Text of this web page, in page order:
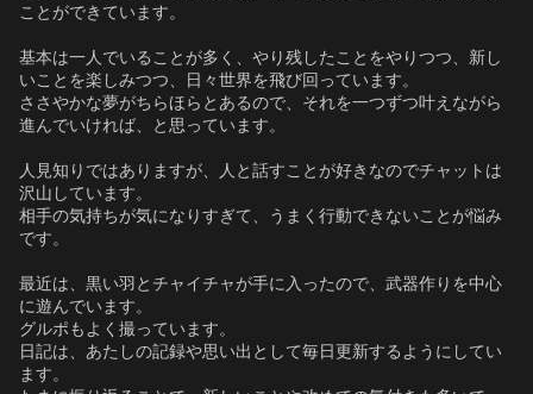
ことができています。
基本は一人でいることが多く、やり残したことをやりつつ、新し
いことを楽しみつつ、日々世界を飛び回っています。
ささやかな夢がちらほらとあるので、それを一つずつ叶えながら
進んでいければ、と思っています。
人見知りではありますが、人と話すことが好きなのでチャットは
沢山しています。
相手の気持ちが気になりすぎて、うまく行動できないことが悩み
です。
最近は、黒い羽とチャイチャが手に入ったので、武器作りを中心
に遊んでいます。
グルポもよく撮っています。
日記は、あたしの記録や思い出として毎日更新するようにしてい
ます。